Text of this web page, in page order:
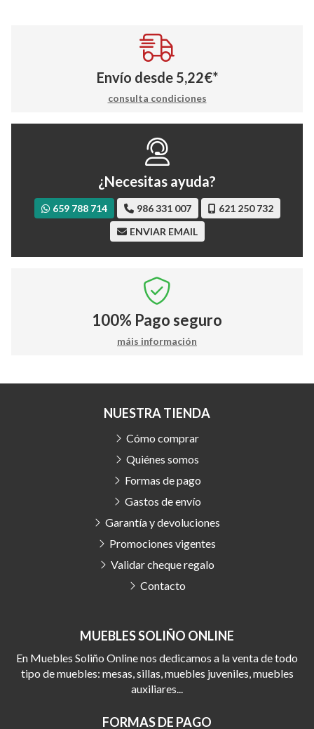
Envío desde 5,22€*
consulta condiciones
¿Necesitas ayuda?
659 788 714 986 331 007
621 250 732
ENVIAR EMAIL
100% Pago seguro
máis información
MUEBLES SOLIÑO ONLINE
En Muebles Soliño Online nos dedicamos a la venta de todo
tipo de muebles: mesas, sillas, muebles juveniles, muebles
auxiliares...
FORMAS DE PAGO
NUESTRA TIENDA
Cómo comprar
Quiénes somos
Formas de pago
Gastos de envío
Garantía y devoluciones
Promociones vigentes
Validar cheque regalo
Contacto